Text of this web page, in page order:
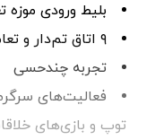
بلیط ورودی موزه
۹ اتاق تم‌دار و تعاملی برای تمامی سنین
تجربه چندحسی
فعالیت‌های
توپ و بازی‌های